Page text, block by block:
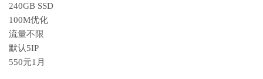
240GB SSD
100M优化
流量不限
默认5IP
550元1月